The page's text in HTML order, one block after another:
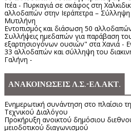
Ιτέα - Πυρκαγιά σε σκάφος στη
αλλοδαπών στην Ιεράπετρα –
Μυτιλήνη
Εντοπισμός και διάσωση 50 αλλοδαπών
Συλλήψεις ημεδαπών για παράβαση
εξαρτησιογόνων ουσιών" στα Χανιά -
33 αλλοδαπών και σύλληψη του
Γαλήνη -
ΑΝΑΚΟΙΝΩΣΕΙΣ Λ.Σ.-ΕΛ.ΑΚΤ.
Ενημερωτική συνάντηση στο πλαίσιο
Τεχνικού Διαλόγου
Προκήρυξη ανοικτού δημόσιου
μειοδοτικού διαγωνισμού